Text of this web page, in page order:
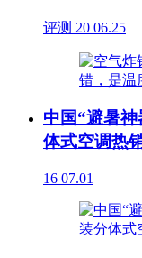
评测 20 06.25
中国“避暑
体式空调热
16 07.01